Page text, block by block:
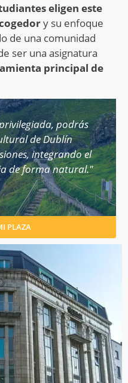
eligen este
y su enfoque
de una comunidad
ser una asignatura
principal de
podrás
de Dublín
integrando el
de forma natural."
PLAZA